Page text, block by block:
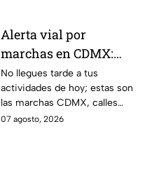
Alerta vial por
marchas en CDMX:
Manifestantes retiran
bloqueo en Canela y Eje
3 Sur, colonia Granjas
México
No llegues tarde a tus
actividades de hoy; estas son
las marchas CDMX, calles
cerradas y bloqueos que
07 agosto, 2026